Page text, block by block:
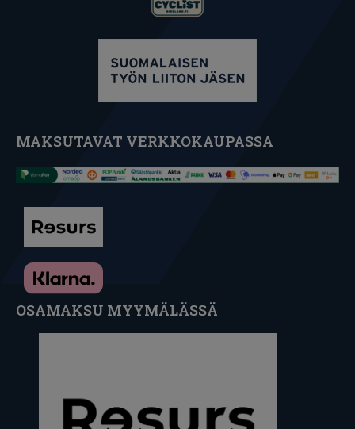
MAKSUTAVAT VERKKOKAUPASSA
OSAMAKSU MYYMÄLÄSSÄ